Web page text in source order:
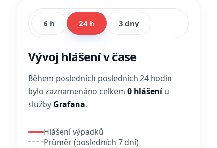
6 h 24 h 3 dny
Vývoj hlášení v čase
Během posledních posledních 24 hodin
bylo zaznamenáno celkem 0 hlášeníu
služby Grafana.
Hlášení výpadků
Průměr (posledních 7 dní)